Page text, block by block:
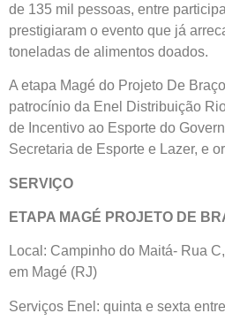
de 135 mil pessoas, entre
prestigiaram o evento que já
toneladas de alimentos doados.
A etapa Magé do Projeto De
patrocínio da Enel Distribuição
de Incentivo ao Esporte do
Secretaria de Esporte e Lazer, e
SERVIÇO
ETAPA MAGÉ PROJETO DE
Local: Campinho do Maitá- Rua
em Magé (RJ)
Serviços Enel: quinta e sexta